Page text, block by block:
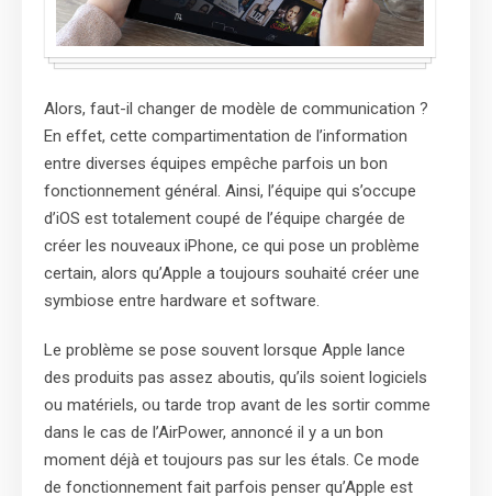
Alors, faut-il changer de modèle de communication ?
En effet, cette compartimentation de l’information
entre diverses équipes empêche parfois un bon
fonctionnement général. Ainsi, l’équipe qui s’occupe
d’iOS est totalement coupé de l’équipe chargée de
créer les nouveaux iPhone, ce qui pose un problème
certain, alors qu’Apple a toujours souhaité créer une
symbiose entre hardware et software.
Le problème se pose souvent lorsque Apple lance
des produits pas assez aboutis, qu’ils soient logiciels
ou matériels, ou tarde trop avant de les sortir comme
dans le cas de l’AirPower, annoncé il y a un bon
moment déjà et toujours pas sur les étals. Ce mode
de fonctionnement fait parfois penser qu’Apple est